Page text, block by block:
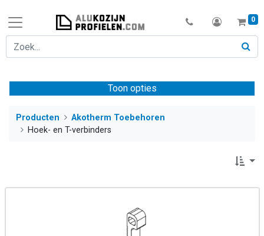
0
Toon opties
Producten
Akotherm Toebehoren
Hoek- en T-verbinders